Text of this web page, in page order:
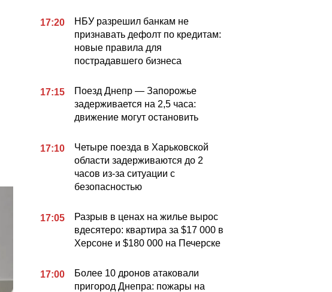
17:20
НБУ разрешил банкам не
признавать дефолт по кредитам:
новые правила для
пострадавшего бизнеса
17:15
Поезд Днепр — Запорожье
задерживается на 2,5 часа:
движение могут остановить
17:10
Четыре поезда в Харьковской
области задерживаются до 2
часов из-за ситуации с
безопасностью
17:05
Разрыв в ценах на жилье вырос
вдесятеро: квартира за $17 000 в
Херсоне и $180 000 на Печерске
17:00
Более 10 дронов атаковали
пригород Днепра: пожары на